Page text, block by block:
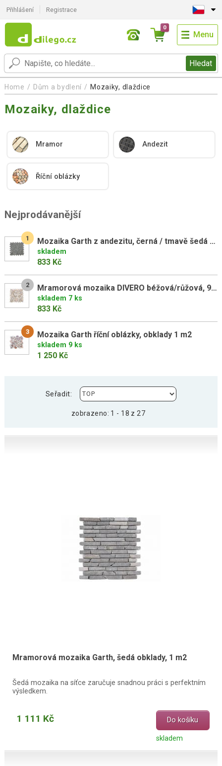
Přihlášení Registrace
Hledat
0
Menu
Home Dům a bydlení Mozaiky, dlaždice
Mozaiky, dlaždice
Mramor Andezit
Říční oblázky
Nejprodávanější
1 Mozaika Garth z andezitu, černá / tmavě šedá obklady, 1 m2
skladem
833 Kč
2 Mramorová mozaika DIVERO béžová/růžová, 9 sítěk, 1 m²
skladem 7 ks
833 Kč
3 Mozaika Garth říční oblázky, obklady 1 m2
skladem 9 ks
1 250 Kč
Seřadit:
zobrazeno: 1 - 18 z 27
Mramorová mozaika Garth, šedá obklady, 1 m2
Šedá mozaika na síťce zaručuje snadnou práci s perfektním
výsledkem.
1 111 Kč Do košíku
skladem